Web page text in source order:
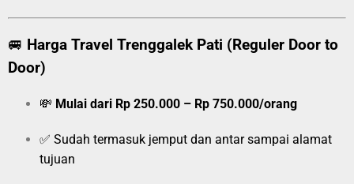
🚐 Harga Travel Trenggalek Pati (Reguler Door to
Door)
💸 Mulai dari Rp 250.000 – Rp 750.000/orang
✅ Sudah termasuk jemput dan antar sampai alamat
tujuan